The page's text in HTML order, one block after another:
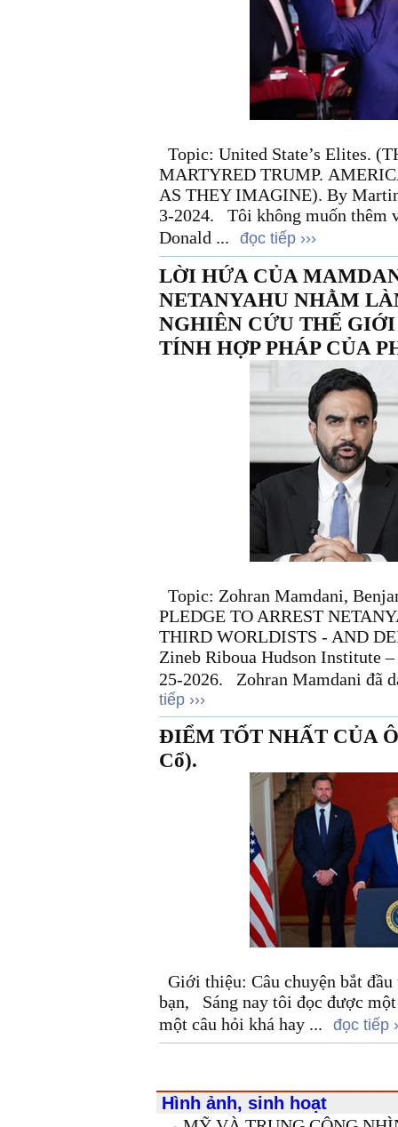
Topic: United State’s Elites.
MARTYRED TRUMP.
AS THEY IMAGINE). By
3-2024. Tôi không muốn thêm
Donald ...
đọc tiếp ›››
LỜI HỨA CỦA
NETANYAHU NHẰM
NGHIÊN CỨU THẾ
TÍNH HỢP PHÁP CỦA
Topic: Zohran Mamdani,
PLEDGE TO ARREST
THIRD WORLDISTS - AND
Zineb Riboua Hudson Institute
25-2026. Zohran Mamdani đã
tiếp ›››
ĐIỂM TỐT NHẤT CỦA
Cổ).
Giới thiệu: Câu chuyện bắt
bạn, Sáng nay tôi đọc được
một câu hỏi khá hay ...
đọc tiếp
Hình ảnh, sinh hoạt